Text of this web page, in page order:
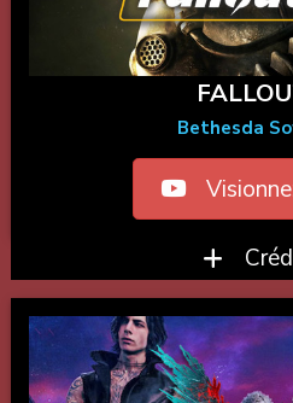
Bethesda